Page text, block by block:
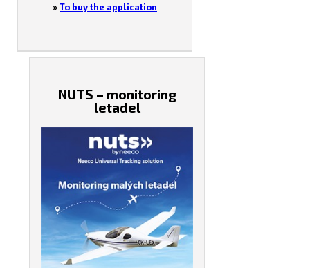
»To buy the application
NUTS – monitoring
letadel